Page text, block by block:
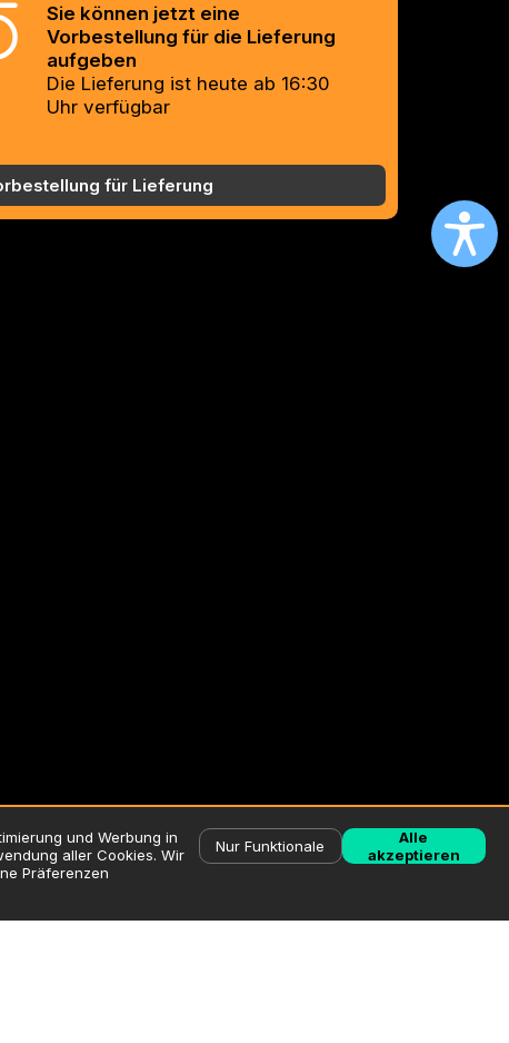
Sie können jetzt eine
Vorbestellung für die Lieferung
aufgeben
Die Lieferung ist heute ab 16:30
Uhr verfügbar
für Lieferung
und Werbung in
aller Cookies. Wir
Präferenzen
Nur Funktionale
Alle
akzeptieren